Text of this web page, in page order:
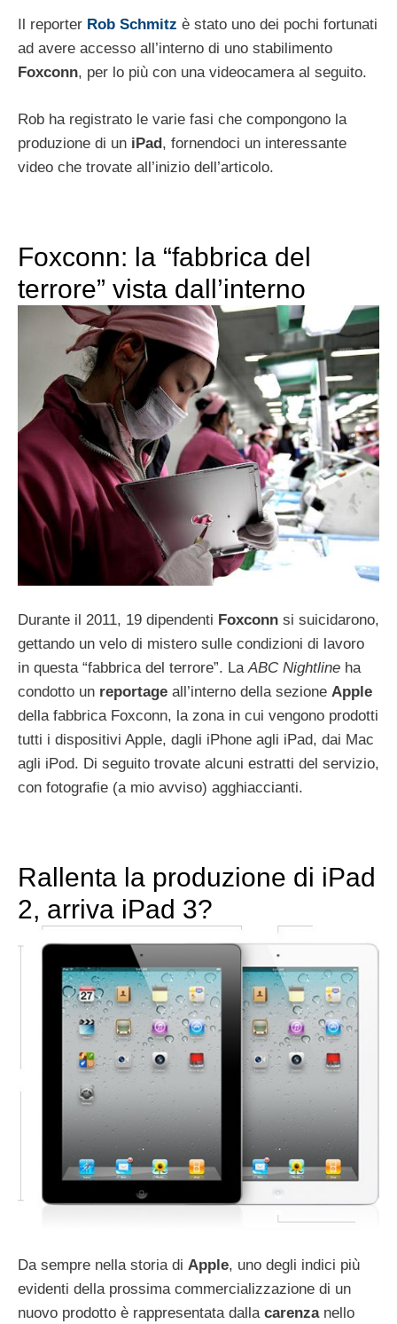
Il reporter Rob Schmitz è stato uno dei pochi fortunati
ad avere accesso all’interno di uno stabilimento
Foxconn, per lo più con una videocamera al seguito.
Rob ha registrato le varie fasi che compongono la
produzione di un iPad, fornendoci un interessante
video che trovate all’inizio dell’articolo.
Foxconn: la “fabbrica del
terrore” vista dall’interno
Durante il 2011, 19 dipendenti Foxconn si suicidarono,
gettando un velo di mistero sulle condizioni di lavoro
in questa “fabbrica del terrore”. LaABC Nightline ha
condotto un reportage all’interno della sezione Apple
della fabbrica Foxconn, la zona in cui vengono prodotti
tutti i dispositivi Apple, dagli iPhone agli iPad, dai Mac
agli iPod. Di seguito trovate alcuni estratti del servizio,
con fotografie (a mio avviso) agghiaccianti.
Rallenta la produzione di iPad
2, arriva iPad 3?
Da sempre nella storia di Apple, uno degli indici più
evidenti della prossima commercializzazione di un
nuovo prodotto è rappresentata dalla carenzanello